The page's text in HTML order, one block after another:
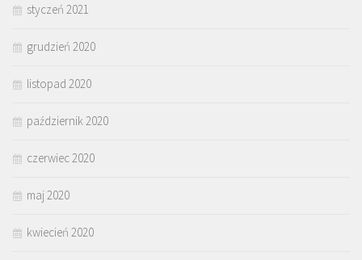
styczeń 2021
grudzień 2020
listopad 2020
październik 2020
czerwiec 2020
maj 2020
kwiecień 2020